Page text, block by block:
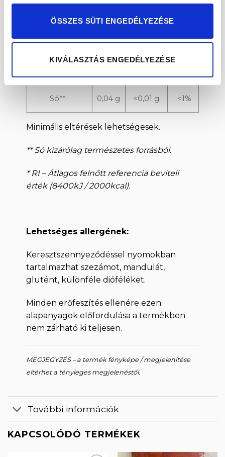
ÖSSZES SÜTI ENGEDÉLYEZÉSE
KIVÁLASZTÁS ENGEDÉLYEZÉSE
Szénhidrát
– Cukor
27,5 g
2 g
5,5 g
0,4 g
2%
Rost 20 g 4 g –
Só** 0,04 g <0,01 g <1%
Minimális eltérések lehetségesek.
** Só kizárólag természetes forrásból.
* RI – Átlagos felnőtt referencia beviteli
érték (8400kJ / 2000kcal).
Lehetséges allergének:
Keresztszennyeződéssel nyomokban
tartalmazhat szezámot, mandulát,
glutént, különféle dióféléket.
Minden erőfeszítés ellenére ezen
alapanyagok előfordulása a termékben
nem zárható ki teljesen.
MEGJEGYZÉS – a termék fényképe / megjelenítése
eltérhet a tényleges megjelenéstől.
További információk
KAPCSOLÓDÓ TERMÉKEK